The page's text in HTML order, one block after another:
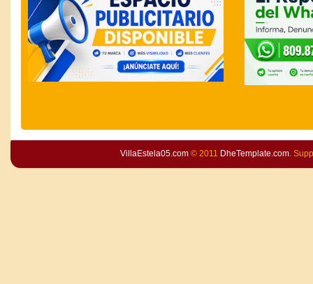
VillaEstela05.com© 2011 DheTemplate.com.